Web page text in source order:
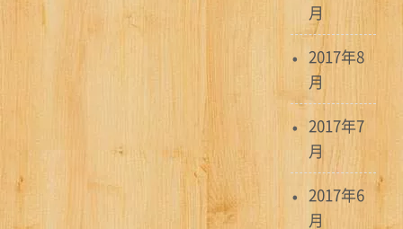
月
2017年8
月
2017年7
月
2017年6
月